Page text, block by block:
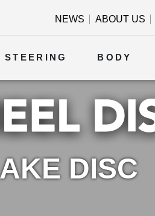
NEWS ABOUT US
STEERING BODY
DISC